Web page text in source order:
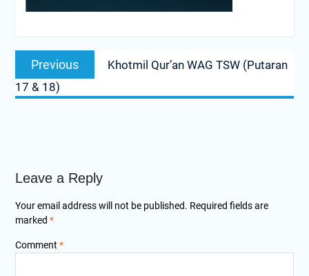
Post
navigation
Previous
Previous
post:
Khotmil Qur’an WAG TSW (Putaran
17 & 18)
Leave a Reply
Your email address will not be published. Required fields are
marked *
Comment *